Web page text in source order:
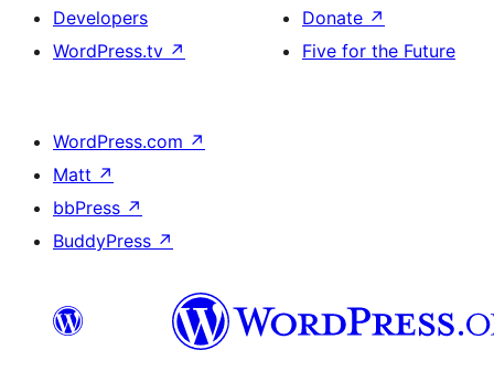
Developers
WordPress.tv ↗
Donate ↗
Five for the Future
WordPress.com ↗
Matt ↗
bbPress ↗
BuddyPress ↗